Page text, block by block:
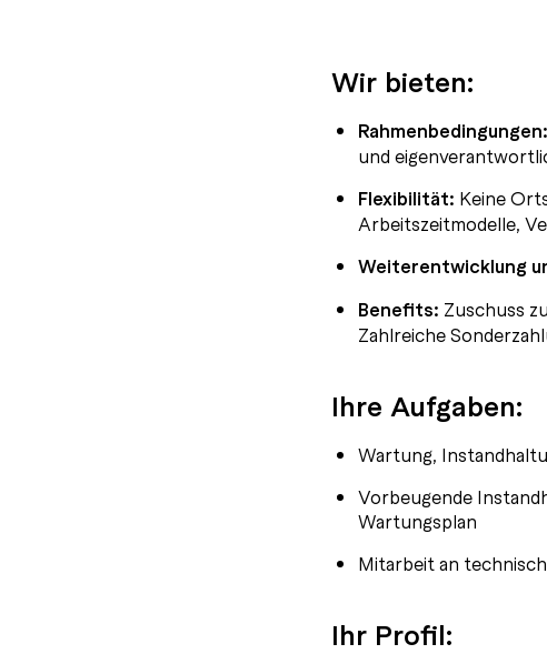
Wir bieten:
Rahmenbedingungen:
und
Flexibilität: Keine
Arbeitszeitmodelle,
Weiterentwicklung
Benefits: Zuschuss
Zahlreiche
Ihre Aufgaben:
Wartung,
Vorbeugende
Wartungsplan
Mitarbeit an
Ihr Profil: